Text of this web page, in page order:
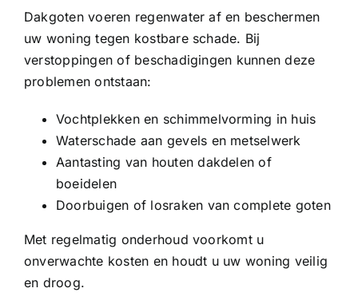
Dakgoten voeren regenwater af en beschermen
uw woning tegen kostbare schade. Bij
verstoppingen of beschadigingen kunnen deze
problemen ontstaan:
Vochtplekken en schimmelvorming in huis
Waterschade aan gevels en metselwerk
Aantasting van houten dakdelen of
boeidelen
Doorbuigen of losraken van complete goten
Met regelmatig onderhoud voorkomt u
onverwachte kosten en houdt u uw woning veilig
en droog.